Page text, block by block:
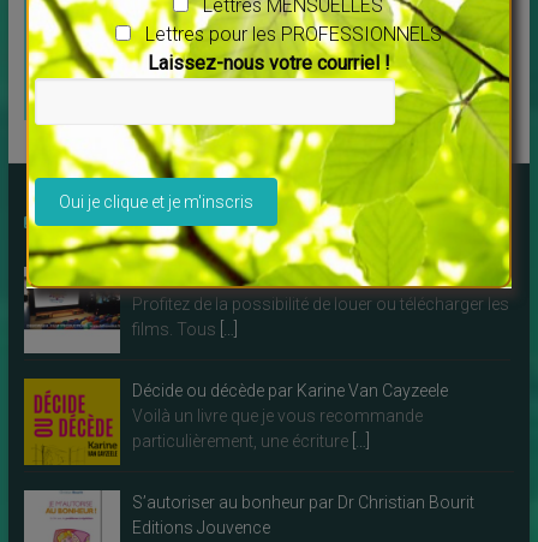
Spécialement
pour les
c’est ici !
Des LIVRES à lire !
Découvrez Debowska Productions
Profitez de la possibilité de louer ou télécharger les
films. Tous
Décide ou décède par Karine Van Cayzeele
Voilà un livre que je vous recommande
particulièrement, une écriture
S’autoriser au bonheur par Dr Christian Bourit
Editions Jouvence
Lettres MENSUELLES
Lettres pour les PROFESSIONNELS
Laissez-nous votre courriel !
Veuillez laisser ce champ vide.